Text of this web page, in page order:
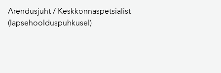
Arendusjuht / Keskkonnaspetsialist
(lapsehoolduspuhkusel)